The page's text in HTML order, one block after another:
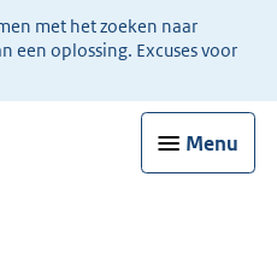
met het zoeken naar
een oplossing. Excuses voor
Menu